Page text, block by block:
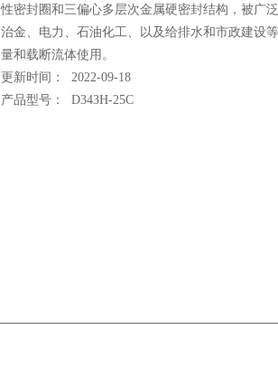
性密封圈和三偏心多层次金属硬密封结构，被广
治金、电力、石油化工、以及给排水和市政建设
量和载断流体使用。
更新时间： 2022-09-18
产品型号：D343H-25C